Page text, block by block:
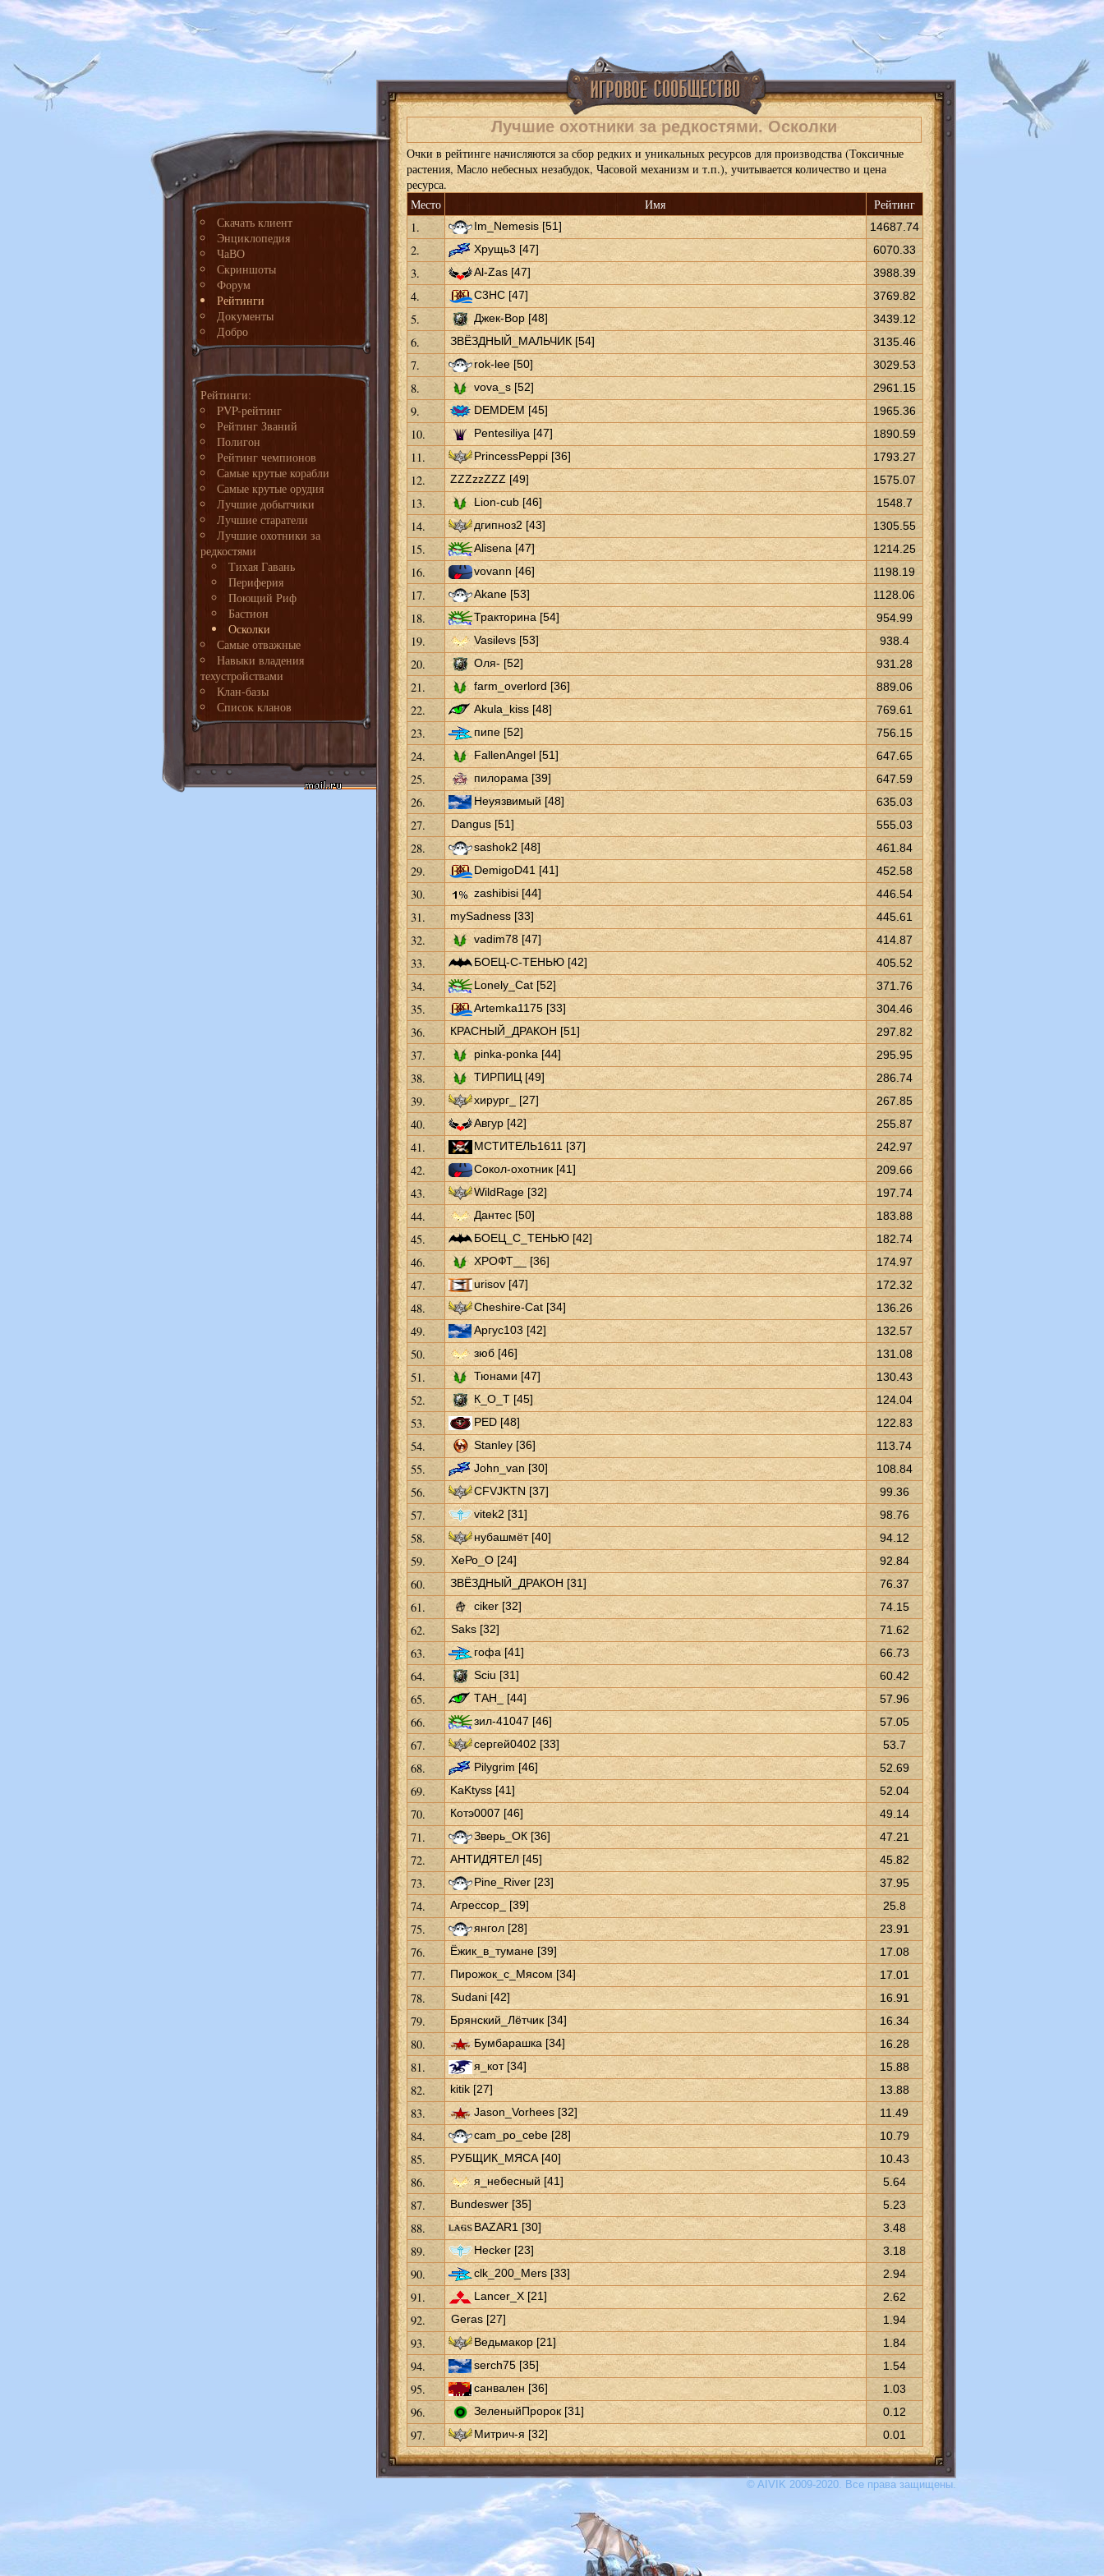
Скачать клиент
Энциклопедия
ЧаВО
Скриншоты
Форум
Рейтинги
Документы
Добро
Рейтинги:
PVP-рейтинг
Рейтинг Званий
Полигон
Рейтинг чемпионов
Самые крутые корабли
Самые крутые орудия
Лучшие добытчики
Лучшие старатели
Лучшие охотники за
редкостями
Тихая Гавань
Периферия
Поющий Риф
Бастион
Осколки
Самые отважные
Навыки владения
техустройствами
Клан-базы
Список кланов
Лучшие охотники за редкостями. Осколки
Очки в рейтинге начисляются за сбор редких и уникальных ресурсов для производства (Токсичные
растения, Масло небесных незабудок, Часовой механизм и т.п.), учитывается количество и цена
ресурса.
Место
Имя
Рейтинг
1.
Im_Nemesis [51] 14687.74
2. Хрущь3 [47] 6070.33
3. Al-Zas [47] 3988.39
4. С3НС [47] 3769.82
5. Джек-Вор [48] 3439.12
6. ЗВЁЗДНЫЙ_МАЛЬЧИК [54] 3135.46
7. rok-lee [50] 3029.53
8. vova_s [52] 2961.15
9. DEMDEM [45] 1965.36
10. Pentesiliya [47] 1890.59
11. PrincessPeppi [36] 1793.27
12. ZZZzzZZZ [49] 1575.07
13. Lion-cub [46] 1548.7
14. дгипноз2 [43] 1305.55
15. Alisena [47] 1214.25
16. vovann [46] 1198.19
17. Akane [53] 1128.06
18. Тракторина [54] 954.99
19. Vasilevs [53] 938.4
20. Оля- [52] 931.28
21. farm_overlord [36] 889.06
22. Akula_kiss [48] 769.61
23. пипе [52] 756.15
24. FallenAngel [51] 647.65
25. пилорама [39] 647.59
26. Неуязвимый [48] 635.03
27. Dangus [51] 555.03
28. sashok2 [48] 461.84
29. DemigoD41 [41] 452.58
30. zashibisi [44] 446.54
31. mySadness [33] 445.61
32. vadim78 [47] 414.87
33. БОЕЦ-С-ТЕНЬЮ [42] 405.52
34. Lonely_Cat [52] 371.76
35. Artemka1175 [33] 304.46
36. КРАСНЫЙ_ДРАКОН [51] 297.82
37. pinka-ponka [44] 295.95
38. ТИРПИЦ [49] 286.74
39. хирург_ [27] 267.85
40. Авгур [42] 255.87
41. МСТИТЕЛЬ1611 [37] 242.97
42. Сокол-охотник [41] 209.66
43. WildRage [32] 197.74
44. Дантес [50] 183.88
45. БОЕЦ_С_ТЕНЬЮ [42] 182.74
46. ХРОФТ__ [36] 174.97
47. urisov [47] 172.32
48. Cheshire-Cat [34] 136.26
49. Аргус103 [42] 132.57
50. зюб [46] 131.08
51. Тюнами [47] 130.43
52. К_О_Т [45] 124.04
53. PED [48] 122.83
54. Stanley [36] 113.74
55. John_van [30] 108.84
56. CFVJKTN [37] 99.36
57. vitek2 [31] 98.76
58. нубашмёт [40] 94.12
59. ХеРо_О [24] 92.84
60. ЗВЁЗДНЫЙ_ДРАКОН [31] 76.37
61. ciker [32] 74.15
62. Saks [32] 71.62
63. гофа [41] 66.73
64. Sciu [31] 60.42
65. ТАН_ [44] 57.96
66. зил-41047 [46] 57.05
67. сергей0402 [33] 53.7
68. Pilygrim [46] 52.69
69. KaKtyss [41] 52.04
70. Котэ0007 [46] 49.14
71. Зверь_ОК [36] 47.21
72. АНТИДЯТЕЛ [45] 45.82
73. Pine_River [23] 37.95
74. Агрессор_ [39] 25.8
75. янгол [28] 23.91
76. Ёжик_в_тумане [39] 17.08
77. Пирожок_с_Мясом [34] 17.01
78. Sudani [42] 16.91
79. Брянский_Лётчик [34] 16.34
80. Бумбарашка [34] 16.28
81. я_кот [34] 15.88
82. kitik [27] 13.88
83. Jason_Vorhees [32] 11.49
84. cam_po_cebe [28] 10.79
85. РУБЩИК_МЯСА [40] 10.43
86. я_небесный [41] 5.64
87. Bundeswer [35] 5.23
88. BAZAR1 [30] 3.48
89. Hecker [23] 3.18
90. clk_200_Mers [33] 2.94
91. Lancer_X [21] 2.62
92. Geras [27] 1.94
93. Ведьмакор [21] 1.84
94. serch75 [35] 1.54
95. санвален [36] 1.03
96. ЗеленыйПророк [31] 0.12
97. Митрич-я [32] 0.01
© AIVIK 2009-2020. Все права защищены.